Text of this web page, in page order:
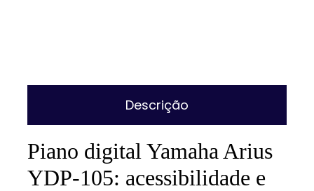
Descrição
Piano digital Yamaha Arius
YDP-105: acessibilidade e